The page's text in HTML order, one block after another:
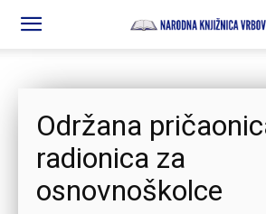
Održana
radionica za
osnovnoškolce